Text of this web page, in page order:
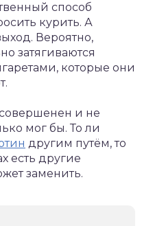
способ
курить. А
Вероятно,
затягиваются
которые они
и не
мог бы. То ли
другим путём, то
есть другие
заменить.